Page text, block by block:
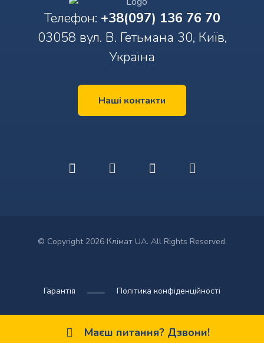
Телефон: +38(097) 136 76 70
03058 вул. В. Гетьмана 30, Київ,
Україна
Наші контакти
© Copyright 2026 Клімат UA. All Rights Reserved.
Політика конфіденційності
Гарантія
Маєш питання? Дзвони!